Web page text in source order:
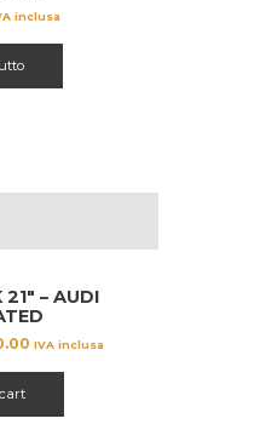
inclusa
– AUDI
Il
€ 1150.00.
IVA inclusa